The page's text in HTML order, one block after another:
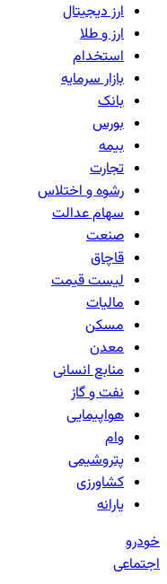
ارز دیجیتال
ارز و طلا
استخدام
بازار سرمایه
بانک‌
بورس
بیمه
تجارت
رشوه و اختلاس
سهام عدالت
صنعت
قاچاق
لیست قیمت
مالیات
مسکن
معدن
منابع انسانی
نفت و گاز
هواپیمایی
وام
پتروشیمی
کشاورزی
یارانه
خودرو
اجتماعی